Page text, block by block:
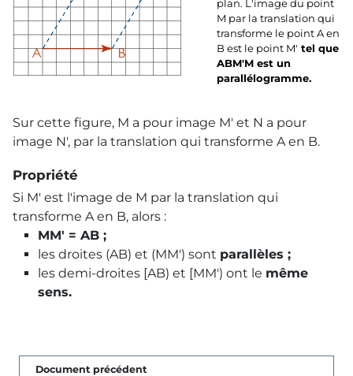
plan. L'image du point
M par la translation qui
transforme le point A en
B est le point M' tel que
ABM'M est un
parallélogramme.
Sur cette figure, M a pour image M' et N a pour
image N', par la translation qui transforme A en B.
Propriété
Si M' est l'image de M par la translation qui
transforme A en B, alors :
MM' = AB ;
les droites (AB) et (MM') sont parallèles ;
les demi-droites [AB) et [MM') ont le même
sens.
Document précédent